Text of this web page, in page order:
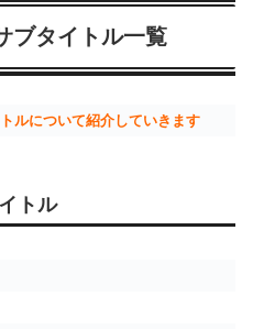
ブタイトル一覧
ルについて紹介していきます
トル